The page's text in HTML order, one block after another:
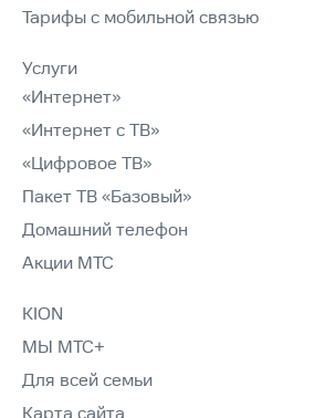
Тарифы с мобильной связью
Услуги
«Интернет»
«Интернет с ТВ»
«Цифровое ТВ»
Пакет ТВ «Базовый»
Домашний телефон
Акции МТС
KION
МЫ МТС+
Для всей семьи